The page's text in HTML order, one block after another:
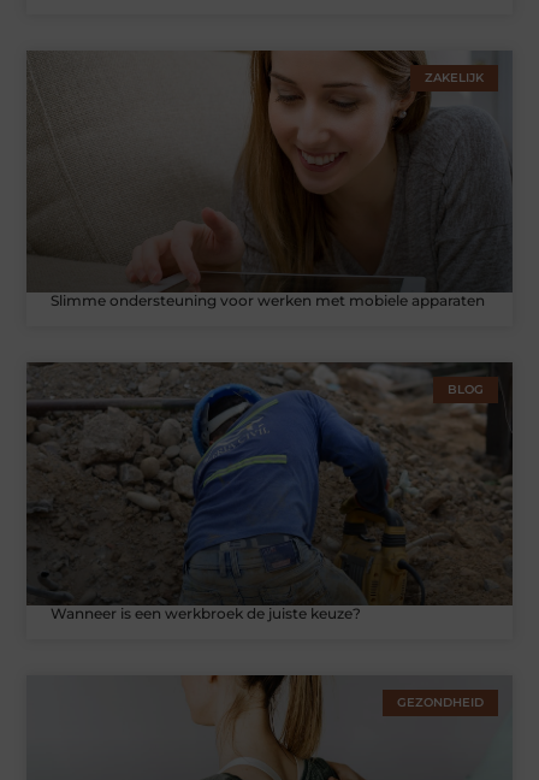
ZAKELIJK
Slimme ondersteuning voor werken met mobiele apparaten
BLOG
Wanneer is een werkbroek de juiste keuze?
GEZONDHEID